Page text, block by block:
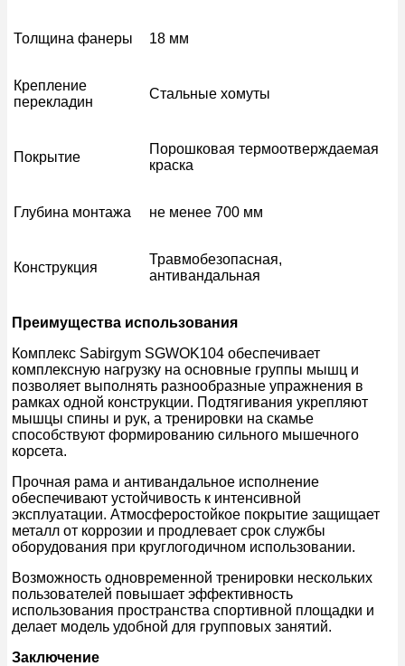
Толщина фанеры 18 мм
Крепление
перекладин
Стальные хомуты
Покрытие
Порошковая термоотверждаемая
краска
Глубина монтажа не менее 700 мм
Конструкция
Травмобезопасная,
антивандальная
Преимущества использования
Комплекс Sabirgym SGWOK104 обеспечивает
комплексную нагрузку на основные группы мышц и
позволяет выполнять разнообразные упражнения в
рамках одной конструкции. Подтягивания укрепляют
мышцы спины и рук, а тренировки на скамье
способствуют формированию сильного мышечного
корсета.
Прочная рама и антивандальное исполнение
обеспечивают устойчивость к интенсивной
эксплуатации. Атмосферостойкое покрытие защищает
металл от коррозии и продлевает срок службы
оборудования при круглогодичном использовании.
Возможность одновременной тренировки нескольких
пользователей повышает эффективность
использования пространства спортивной площадки и
делает модель удобной для групповых занятий.
Заключение